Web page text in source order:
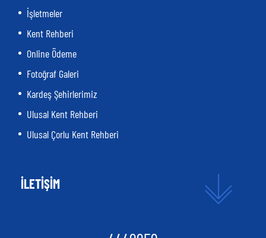
İşletmeler
Kent Rehberi
Online Ödeme
Fotoğraf Galeri
Kardeş Şehirlerimiz
Ulusal Kent Rehberi
Ulusal Çorlu Kent Rehberi
İLETİŞİM